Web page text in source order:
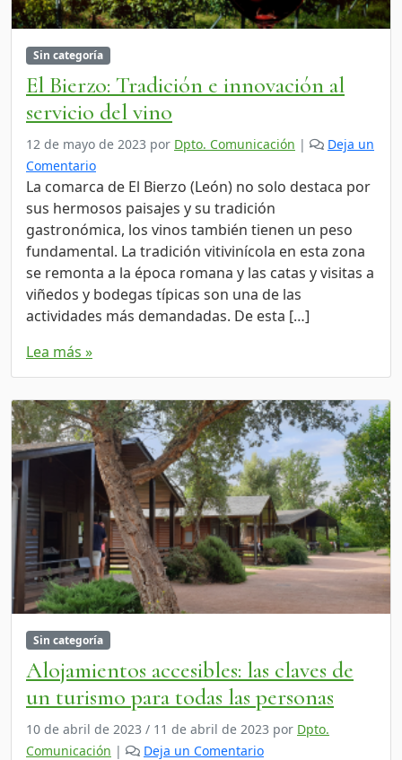
Sin categoría
El Bierzo: Tradición e innovación al
servicio del vino
12 de mayo de 2023 por Dpto. Comunicación |
Deja un
Comentario
La comarca de El Bierzo (León) no solo destaca por
sus hermosos paisajes y su tradición
gastronómica, los vinos también tienen un peso
fundamental. La tradición vitivinícola en esta zona
se remonta a la época romana y las catas y visitas a
viñedos y bodegas típicas son una de las
actividades más demandadas. De esta […]
Lea más »
Sin categoría
Alojamientos accesibles: las claves de
un turismo para todas las personas
10 de abril de 2023 / 11 de abril de 2023 por Dpto.
Comunicación | Deja un Comentario